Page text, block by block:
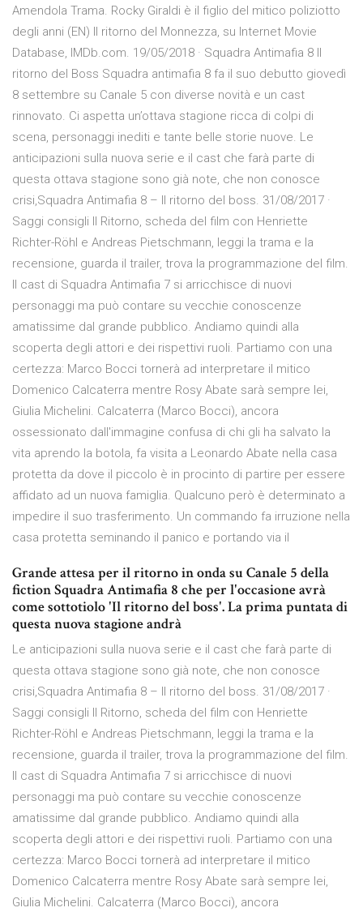
Amendola Trama. Rocky Giraldi è il figlio del mitico poliziotto
degli anni (EN) Il ritorno del Monnezza, su Internet Movie
Database, IMDb.com. 19/05/2018 · Squadra Antimafia 8 Il
ritorno del Boss Squadra antimafia 8 fa il suo debutto giovedì
8 settembre su Canale 5 con diverse novità e un cast
rinnovato. Ci aspetta un’ottava stagione ricca di colpi di
scena, personaggi inediti e tante belle storie nuove. Le
anticipazioni sulla nuova serie e il cast che farà parte di
questa ottava stagione sono già note, che non conosce
crisi,Squadra Antimafia 8 – Il ritorno del boss. 31/08/2017 ·
Saggi consigli Il Ritorno, scheda del film con Henriette
Richter-Röhl e Andreas Pietschmann, leggi la trama e la
recensione, guarda il trailer, trova la programmazione del film.
Il cast di Squadra Antimafia 7 si arricchisce di nuovi
personaggi ma può contare su vecchie conoscenze
amatissime dal grande pubblico. Andiamo quindi alla
scoperta degli attori e dei rispettivi ruoli. Partiamo con una
certezza: Marco Bocci tornerà ad interpretare il mitico
Domenico Calcaterra mentre Rosy Abate sarà sempre lei,
Giulia Michelini. Calcaterra (Marco Bocci), ancora
ossessionato dall'immagine confusa di chi gli ha salvato la
vita aprendo la botola, fa visita a Leonardo Abate nella casa
protetta da dove il piccolo è in procinto di partire per essere
affidato ad un nuova famiglia. Qualcuno però è determinato a
impedire il suo trasferimento. Un commando fa irruzione nella
casa protetta seminando il panico e portando via il
Grande attesa per il ritorno in onda su Canale 5 della
fiction Squadra Antimafia 8 che per l'occasione avrà
come sottotiolo 'Il ritorno del boss'. La prima puntata di
questa nuova stagione andrà
Le anticipazioni sulla nuova serie e il cast che farà parte di
questa ottava stagione sono già note, che non conosce
crisi,Squadra Antimafia 8 – Il ritorno del boss. 31/08/2017 ·
Saggi consigli Il Ritorno, scheda del film con Henriette
Richter-Röhl e Andreas Pietschmann, leggi la trama e la
recensione, guarda il trailer, trova la programmazione del film.
Il cast di Squadra Antimafia 7 si arricchisce di nuovi
personaggi ma può contare su vecchie conoscenze
amatissime dal grande pubblico. Andiamo quindi alla
scoperta degli attori e dei rispettivi ruoli. Partiamo con una
certezza: Marco Bocci tornerà ad interpretare il mitico
Domenico Calcaterra mentre Rosy Abate sarà sempre lei,
Giulia Michelini. Calcaterra (Marco Bocci), ancora